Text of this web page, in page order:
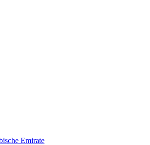
Emirate